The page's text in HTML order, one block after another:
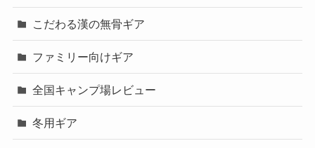
こだわる漢の無骨ギア
ファミリー向けギア
全国キャンプ場レビュー
冬用ギア